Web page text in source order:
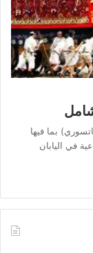
بما فيها
في اليابان